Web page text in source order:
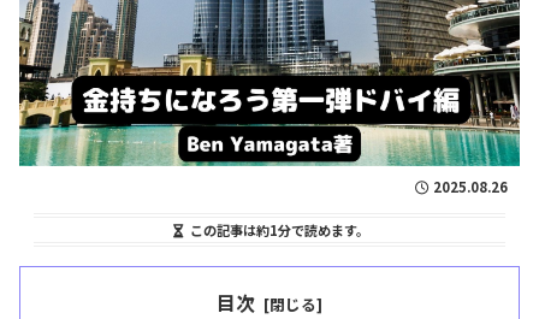
2025.08.26
この記事は約1分で読めます。
目次